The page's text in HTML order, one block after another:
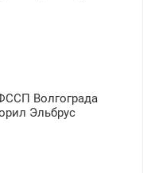
Волгограда
Эльбрус